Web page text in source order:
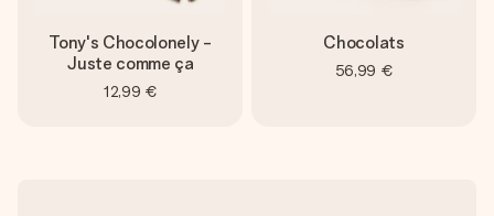
Tony's Chocolonely -
Juste comme ça
12,99 €
Chocolats
56,99 €